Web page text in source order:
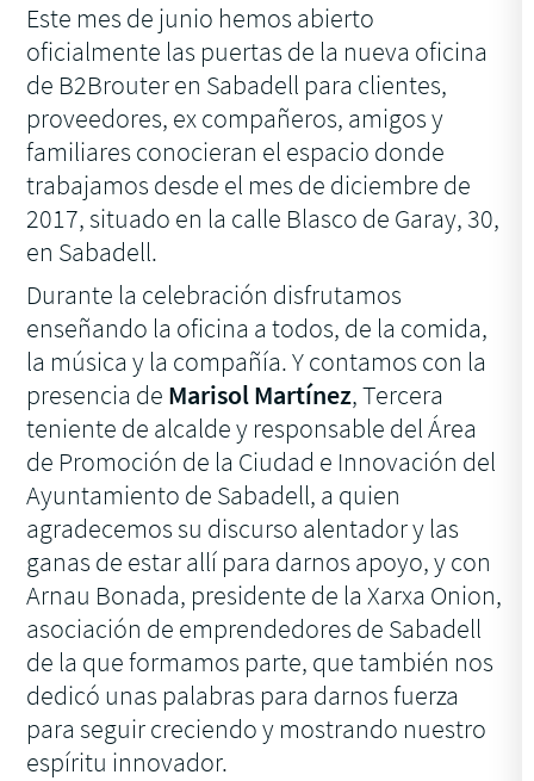
Este mes de junio hemos abierto
oficialmente las puertas de la nueva oficina
de B2Brouter en Sabadell para clientes,
proveedores, ex compañeros, amigos y
familiares conocieran el espacio donde
trabajamos desde el mes de diciembre de
2017, situado en la calle Blasco de Garay, 30,
en Sabadell.
Durante la celebración disfrutamos
enseñando la oficina a todos, de la comida,
la música y la compañía. Y contamos con la
presencia de Marisol Martínez, Tercera
teniente de alcalde y responsable del Área
de Promoción de la Ciudad e Innovación del
Ayuntamiento de Sabadell, a quien
agradecemos su discurso alentador y las
ganas de estar allí para darnos apoyo, y con
Arnau Bonada, presidente de la Xarxa Onion,
asociación de emprendedores de Sabadell
de la que formamos parte, que también nos
dedicó unas palabras para darnos fuerza
para seguir creciendo y mostrando nuestro
espíritu innovador.